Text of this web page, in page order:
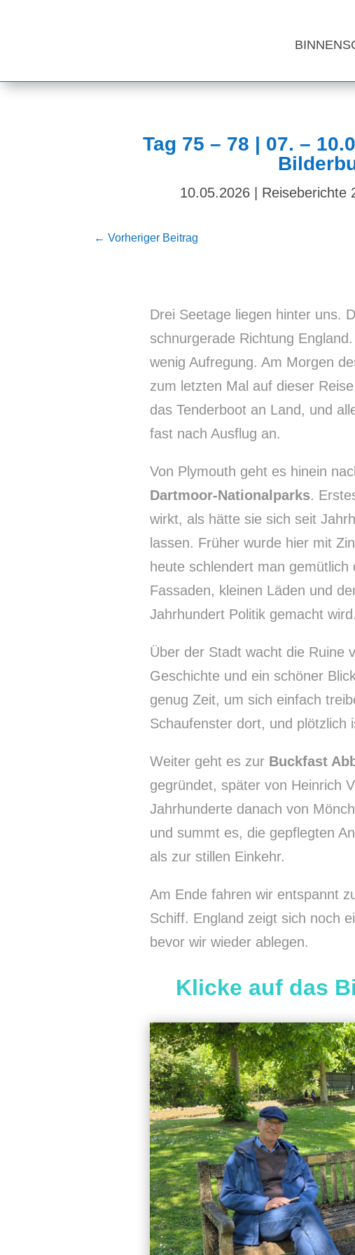
Tag 75 – 78 | 07. –
10.05.2026 Reiseberichte
←Vorheriger Beitrag
Drei Seetage liegen hinter uns.
schnurgerade Richtung
wenig Aufregung. Am Morgen
zum letzten Mal auf dieser
das Tenderboot an Land, und
fast nach Ausflug an.
Von Plymouth geht es hinein
Dartmoor-Nationalparks.
wirkt, als hätte sie sich seit
lassen. Früher wurde hier mit
heute schlendert man
Fassaden, kleinen Läden und
Jahrhundert Politik gemacht wird.
Über der Stadt wacht die Ruine
Geschichte und ein schöner
genug Zeit, um sich einfach
Schaufenster dort, und plötzlich
Weiter geht es zur Buckfast
gegründet, später von Heinrich
Jahrhunderte danach von
und summt es, die gepflegten
als zur stillen Einkehr.
Am Ende fahren wir entspannt
Schiff. England zeigt sich noch
bevor wir wieder ablegen.
Klicke auf das